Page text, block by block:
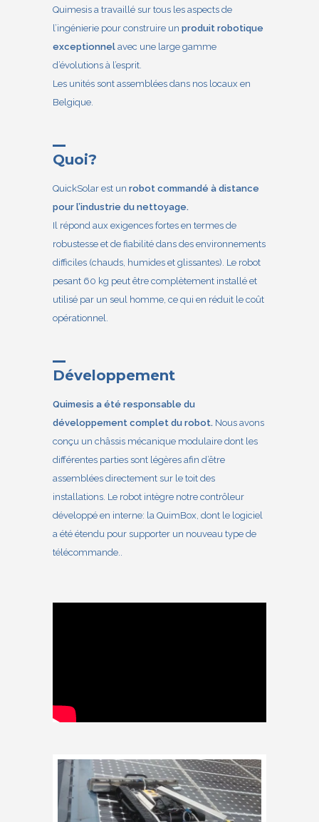
Quimesis a travaillé sur tous les aspects de
l’ingénierie pour construire un produit robotique
exceptionnel avec une large gamme
d’évolutions à l’esprit.
Les unités sont assemblées dans nos locaux en
Belgique.
Quoi?
QuickSolar est un robot commandé à distance
pour l’industrie du nettoyage.
Il répond aux exigences fortes en termes de
robustesse et de fiabilité dans des environnements
difficiles (chauds, humides et glissantes). Le robot
pesant 60 kg peut être complètement installé et
utilisé par un seul homme, ce qui en réduit le coût
opérationnel.
Développement
Quimesis a été responsable du
développement complet du robot. Nous avons
conçu un châssis mécanique modulaire dont les
différentes parties sont légères afin d’être
assemblées directement sur le toit des
installations. Le robot intègre notre contrôleur
développé en interne: la QuimBox , dont le logiciel
a été étendu pour supporter un nouveau type de
télécommande..